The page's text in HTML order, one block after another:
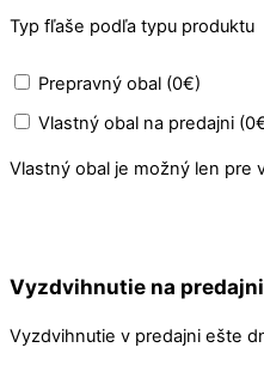
Blue
Typ fľaše podľa typu produktu
Prepravný obal (0€)
Vlastný obal na predajni
Vlastný obal je možný len pre
Vyzdvihnutie na
Vyzdvihnutie v predajni ešte